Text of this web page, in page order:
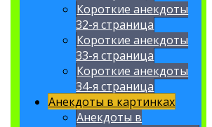
Короткие анекдоты
32-я страница
Короткие анекдоты
33-я страница
Короткие анекдоты
34-я страница
Анекдоты в картинках
Анекдоты в